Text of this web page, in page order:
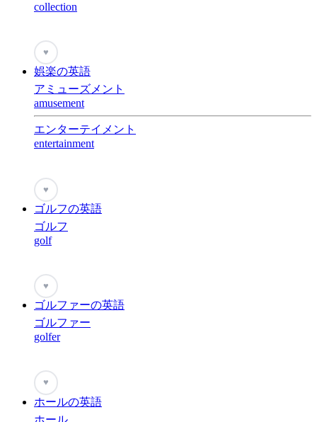
collection
♥
娯楽の英語
アミューズメント
amusement
エンターテイメント
entertainment
♥
ゴルフの英語
ゴルフ
golf
♥
ゴルファーの英語
ゴルファー
golfer
♥
ホールの英語
ホール